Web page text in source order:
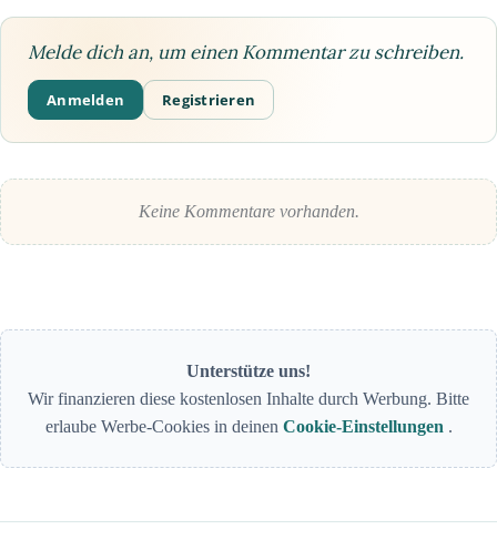
Melde dich an, um einen Kommentar zu schreiben.
Anmelden Registrieren
Keine Kommentare vorhanden.
Unterstütze uns!
Wir finanzieren diese kostenlosen Inhalte durch Werbung. Bitte
erlaube Werbe-Cookies in deinen Cookie-Einstellungen .